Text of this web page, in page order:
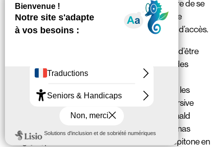
deviendra openFrameworks, qui permet en outre de se
familiariser de manière plus fluide avec le langage
informatique C++ réputé – avec raison – difficile d’accès.
Pas de panique, l’intérêt d’openFrameworks est d’être
rapidement opérationnel et de pouvoir réaliser des
projets créatifs dans un langage informatique
relativement simplifié. A moins de se lancer dans les
grandes manœuvres, comme l’installation immersive
lumineuse et sonore Light Leaks de Kyle McDonald
(également présent à Stereolux en janvier) et Jonas
Jongejan, présentée lors du dernier festival Scopitone en